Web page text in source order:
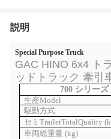
説明
Special Purpose Truck
GAC HINO 6x4 ト
ッドトラック 牽引
700 シリー
生産Model
駆動方式
セミTrailerTotalQuality
車両総重量 (kg)